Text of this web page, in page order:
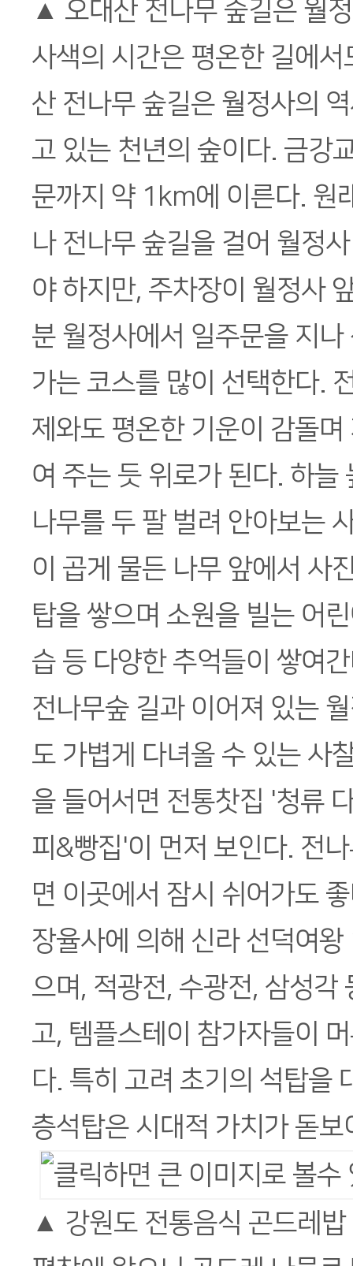
▲ 오대산 전나무 숲길은 월
사색의 시간은 평온한 길에
산 전나무 숲길은 월정사의
고 있는 천년의 숲이다. 금강
문까지 약 1km에 이른다. 원
나 전나무 숲길을 걸어 월정
야 하지만, 주차장이 월정사
분 월정사에서 일주문을 지
가는 코스를 많이 선택한다.
제와도 평온한 기운이 감돌
여 주는 듯 위로가 된다. 하늘
나무를 두 팔 벌려 안아보는
이 곱게 물든 나무 앞에서 사
탑을 쌓으며 소원을 빌는 어
습 등 다양한 추억들이 쌓여
전나무숲 길과 이어져 있는
도 가볍게 다녀올 수 있는 사
을 들어서면 전통찻집 '청류
피&빵집'이 먼저 보인다. 전
면 이곳에서 잠시 쉬어가도
장율사에 의해 신라 선덕여
으며, 적광전, 수광전, 삼성각
고, 템플스테이 참가자들이
다. 특히 고려 초기의 석탑을
층석탑은 시대적 가치가 돋
▲ 강원도 전통음식 곤드레밥